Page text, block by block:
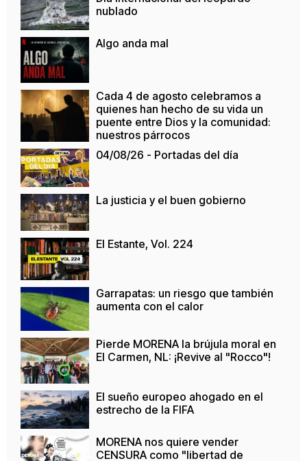
nublado
Algo anda mal
Cada 4 de agosto celebramos a
quienes han hecho de su vida un
puente entre Dios y la comunidad:
nuestros párrocos
04/08/26 - Portadas del día
La justicia y el buen gobierno
El Estante, Vol. 224
Garrapatas: un riesgo que también
aumenta con el calor
Pierde MORENA la brújula moral en
El Carmen, NL: ¡Revive al "Rocco"!
El sueño europeo ahogado en el
estrecho de la FIFA
MORENA nos quiere vender
CENSURA como "libertad de